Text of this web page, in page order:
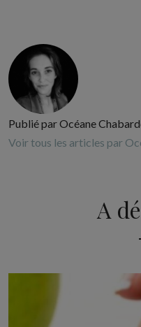
Publié par Océane
Voir tous les articles par
A